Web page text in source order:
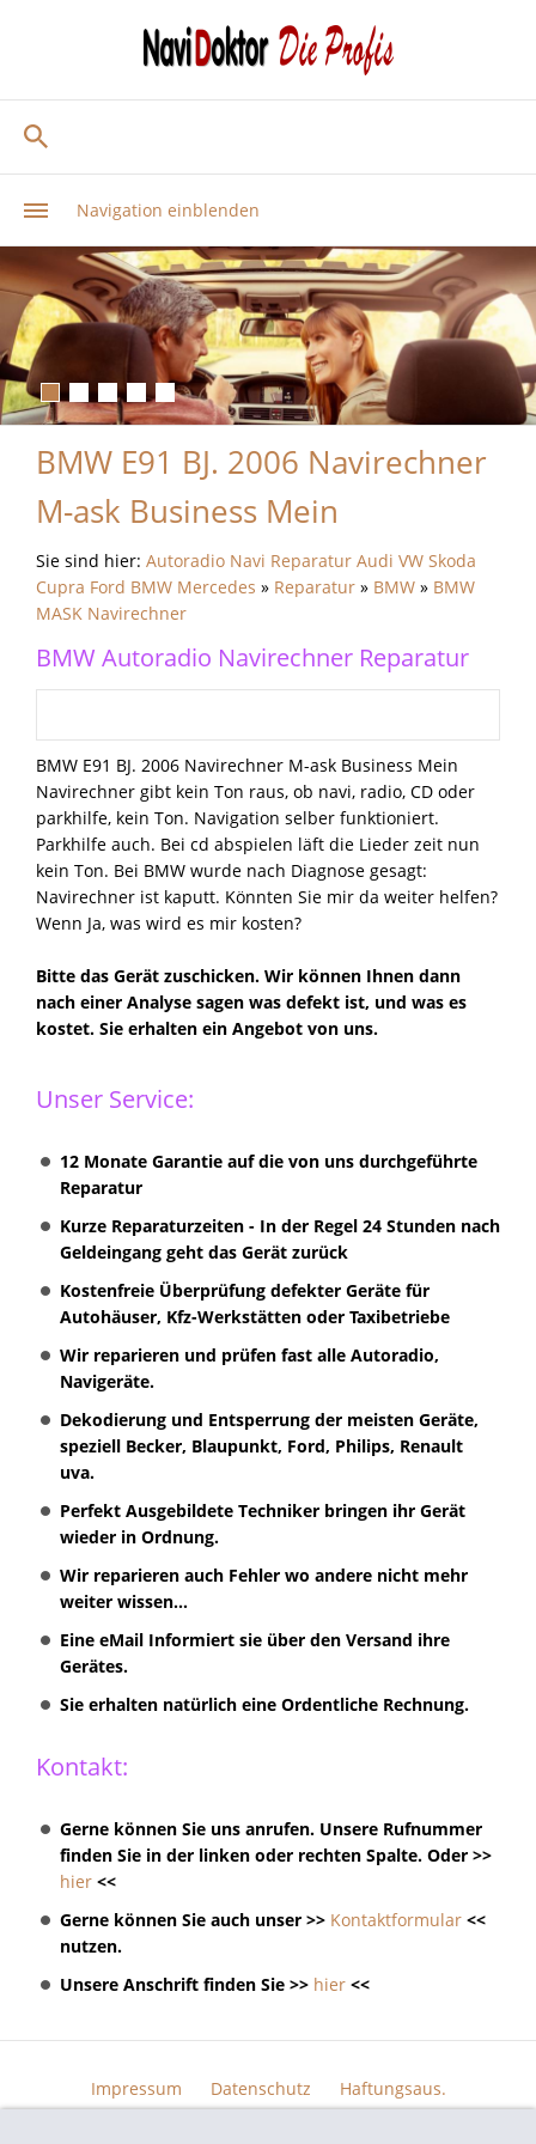
Navigation einblenden
BMW E91 BJ. 2006 Navirechner
M-ask Business Mein
Sie sind hier: Autoradio Navi Reparatur Audi VW Skoda
Cupra Ford BMW Mercedes » Reparatur » BMW » BMW
MASK Navirechner
BMW Autoradio Navirechner Reparatur
BMW E91 BJ. 2006 Navirechner M-ask Business Mein
Navirechner gibt kein Ton raus, ob navi, radio, CD oder
parkhilfe, kein Ton. Navigation selber funktioniert.
Parkhilfe auch. Bei cd abspielen läft die Lieder zeit nun
kein Ton. Bei BMW wurde nach Diagnose gesagt:
Navirechner ist kaputt. Könnten Sie mir da weiter helfen?
Wenn Ja, was wird es mir kosten?
Bitte das Gerät zuschicken. Wir können Ihnen dann
nach einer Analyse sagen was defekt ist, und was es
kostet. Sie erhalten ein Angebot von uns.
Unser Service:
12 Monate Garantie auf die von uns durchgeführte
Reparatur
Kurze Reparaturzeiten - In der Regel 24 Stunden nach
Geldeingang geht das Gerät zurück
Kostenfreie Überprüfung defekter Geräte für
Autohäuser, Kfz-Werkstätten oder Taxibetriebe
Wir reparieren und prüfen fast alle Autoradio,
Navigeräte.
Dekodierung und Entsperrung der meisten Geräte,
speziell Becker, Blaupunkt, Ford, Philips, Renault
uva.
Perfekt Ausgebildete Techniker bringen ihr Gerät
wieder in Ordnung.
Wir reparieren auch Fehler wo andere nicht mehr
weiter wissen...
Eine eMail Informiert sie über den Versand ihre
Gerätes.
Sie erhalten natürlich eine Ordentliche Rechnung.
Kontakt:
Gerne können Sie uns anrufen. Unsere Rufnummer
finden Sie in der linken oder rechten Spalte. Oder >>
hier <<
Gerne können Sie auch unser >> Kontaktformular <<
nutzen.
Unsere Anschrift finden Sie >> hier <<
Impressum Datenschutz
Haftungsaus.